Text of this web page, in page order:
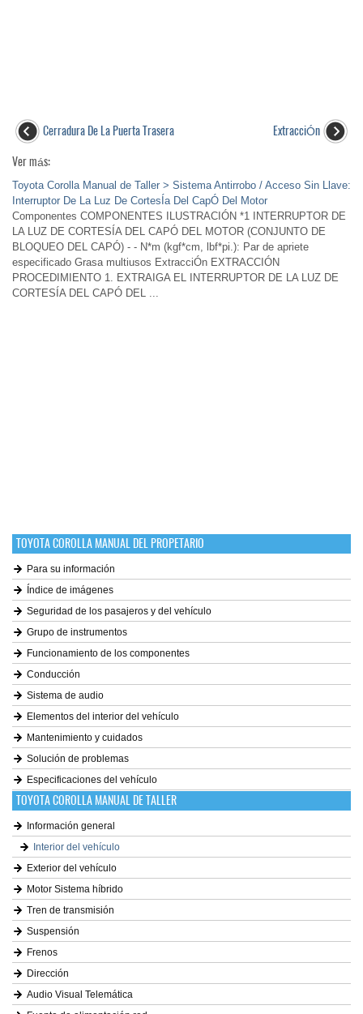
Cerradura De La Puerta Trasera
ExtracciÓn
Ver más:
Toyota Corolla Manual de Taller > Sistema Antirrobo / Acceso Sin Llave:
Interruptor De La Luz De CortesÍa Del CapÓ Del Motor
Componentes COMPONENTES ILUSTRACIÓN *1 INTERRUPTOR DE
LA LUZ DE CORTESÍA DEL CAPÓ DEL MOTOR (CONJUNTO DE
BLOQUEO DEL CAPÓ) - - N*m (kgf*cm, lbf*pi.): Par de apriete
especificado Grasa multiusos ExtracciÓn EXTRACCIÓN
PROCEDIMIENTO 1. EXTRAIGA EL INTERRUPTOR DE LA LUZ DE
CORTESÍA DEL CAPÓ DEL ...
TOYOTA COROLLA MANUAL DEL PROPETARIO
Para su información
Índice de imágenes
Seguridad de los pasajeros y del vehículo
Grupo de instrumentos
Funcionamiento de los componentes
Conducción
Sistema de audio
Elementos del interior del vehículo
Mantenimiento y cuidados
Solución de problemas
Especificaciones del vehículo
TOYOTA COROLLA MANUAL DE TALLER
Información general
Interior del vehículo
Exterior del vehículo
Motor Sistema híbrido
Tren de transmisión
Suspensión
Frenos
Dirección
Audio Visual Telemática